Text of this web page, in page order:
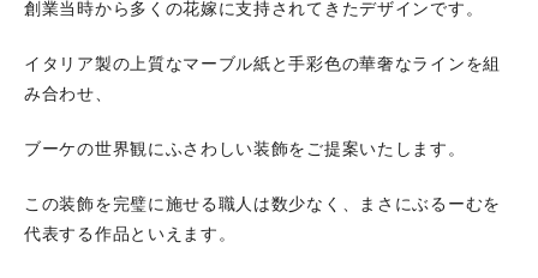
創業当時から多くの花嫁に支持されてきたデザインです。
イタリア製の上質なマーブル紙と手彩色の華奢なラインを組
み合わせ、
ブーケの世界観にふさわしい装飾をご提案いたします。
この装飾を完璧に施せる職人は数少なく、まさにぶるーむを
代表する作品といえます。